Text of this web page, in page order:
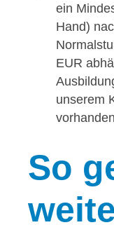
ein
Hand)
EUR
unserem
So